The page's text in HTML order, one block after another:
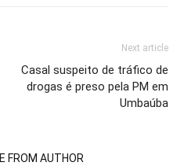
Next article
Casal suspeito de tráfico de
drogas é preso pela PM em
Umbaúba
FROM AUTHOR